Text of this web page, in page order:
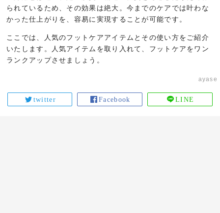
られているため、その効果は絶大。今までのケアでは叶わな
かった仕上がりを、容易に実現することが可能です。
ここでは、人気のフットケアアイテムとその使い方をご紹介
いたします。人気アイテムを取り入れて、フットケアをワン
ランクアップさせましょう。
ayase
twitter Facebook LINE